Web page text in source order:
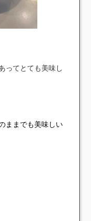
ってとても美味し
ままでも美味しい